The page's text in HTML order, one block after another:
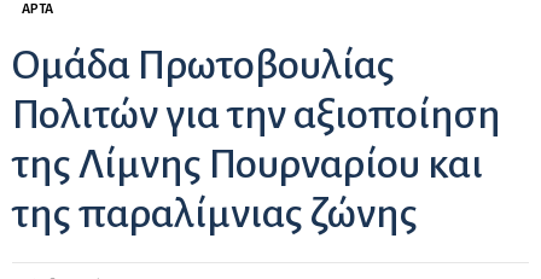
ΆΡΤΑ
Ομάδα Πρωτοβουλίας
Πολιτών για την αξιοποίηση
της Λίμνης Πουρναρίου και
της παραλίμνιας ζώνης